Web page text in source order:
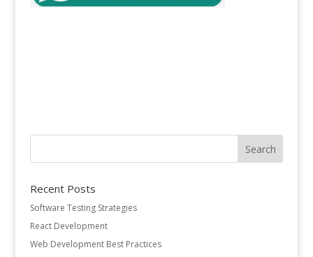
Recent Posts
Software Testing Strategies
React Development
Web Development Best Practices